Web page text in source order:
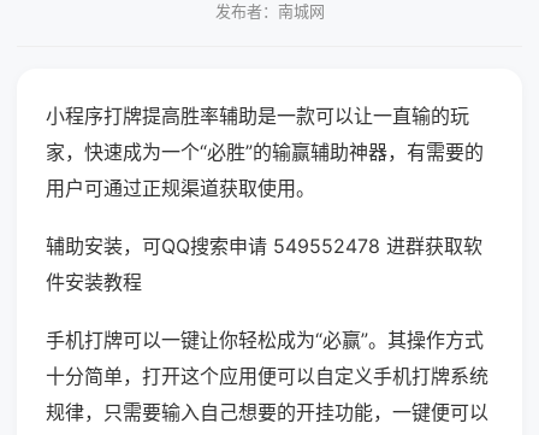
发布者：南城网
小程序打牌提高胜率辅助是一款可以让一直输的玩
家，快速成为一个“必胜”的输赢辅助神器，有需要的
用户可通过正规渠道获取使用。
辅助安装，可QQ搜索申请 549552478 进群获取软
件安装教程
手机打牌可以一键让你轻松成为“必赢”。其操作方式
十分简单，打开这个应用便可以自定义手机打牌系统
规律，只需要输入自己想要的开挂功能，一键便可以